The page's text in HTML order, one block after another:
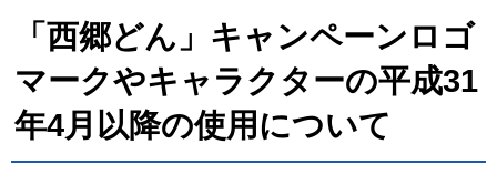
「西郷どん」キャンペーンロゴ
マークやキャラクターの平成31
年4月以降の使用について